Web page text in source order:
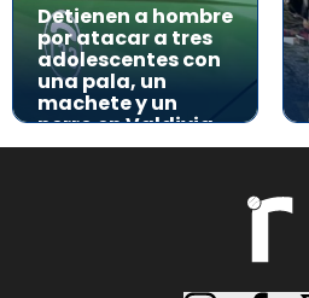
Detienen a hombre
por atacar a tres
adolescentes con
una pala, un
machete y un
perro en Valdivia